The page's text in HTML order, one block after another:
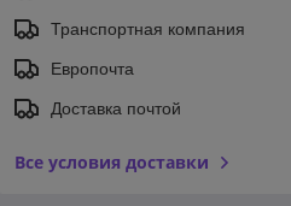
Транспортная компания
Европочта
Доставка почтой
Все условия доставки